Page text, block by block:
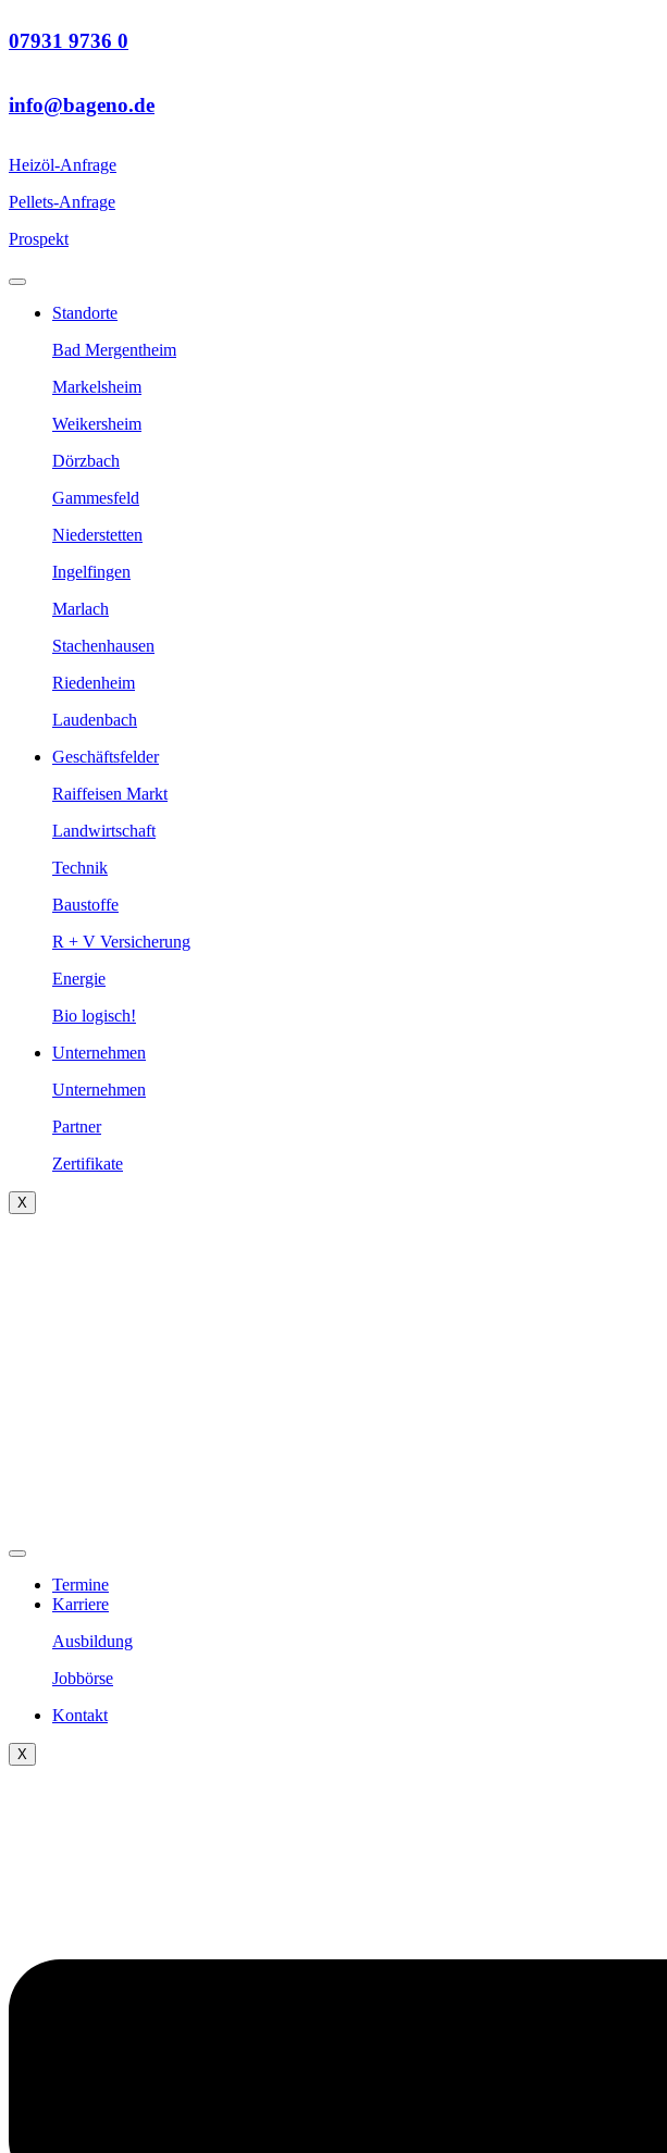
07931 9736 0
info@bageno.de
Heizöl-Anfrage
Pellets-Anfrage
Prospekt
Standorte
Bad Mergentheim
Markelsheim
Weikersheim
Dörzbach
Gammesfeld
Niederstetten
Ingelfingen
Marlach
Stachenhausen
Riedenheim
Laudenbach
Geschäftsfelder
Raiffeisen Markt
Landwirtschaft
Technik
Baustoffe
R + V Versicherung
Energie
Bio logisch!
Unternehmen
Unternehmen
Partner
Zertifikate
X
Termine
Karriere
Ausbildung
Jobbörse
Kontakt
X